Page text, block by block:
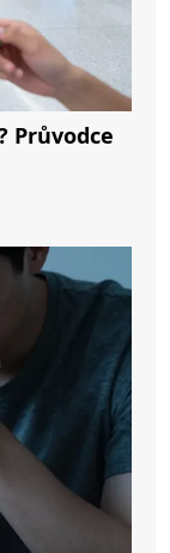
Průvodce